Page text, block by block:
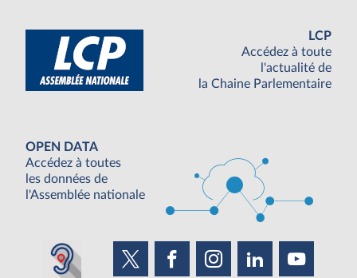
LCP
Accédez à toute
l'actualité de
la Chaine Parlementaire
OPEN DATA
Accédez à toutes
les données de
l'Assemblée nationale